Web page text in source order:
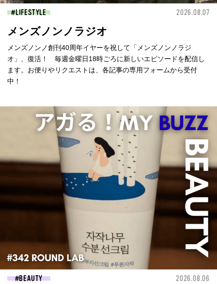
LIFESTYLE 2026.08.07
メンズノンノラジオ
メンズノンノ創刊40周年イヤーを祝して「メンズノンノラジ
オ」、復活！ 毎週金曜日18時ごろに新しいエピソードを配信し
ます。お便りやリクエストは、各記事の専用フォームから受付
中！
BEAUTY 2026.08.06